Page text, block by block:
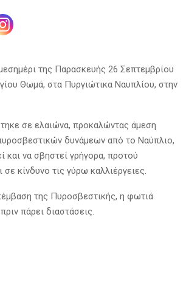
της Παρασκευής 26 Σεπτεμβρίου
Θωμά, στα Πυργιώτικα Ναυπλίου, στην
σε ελαιώνα, προκαλώντας άμεση
δυνάμεων από το Ναύπλιο,
και να σβηστεί γρήγορα, προτού
σε κίνδυνο τις γύρω καλλιέργειες.
της Πυροσβεστικής, η φωτιά
πάρει διαστάσεις.